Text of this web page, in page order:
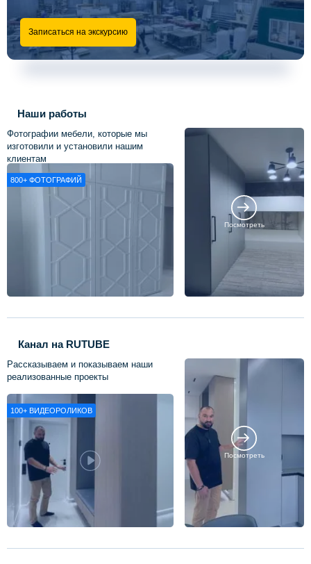
Записаться на экскурсию
Наши работы
Фотографии мебели, которые мы
изготовили и установили нашим
клиентам
800+ ФОТОГРАФИЙ
Посмотреть
Канал на RUTUBE
Рассказываем и показываем наши
реализованные проекты
100+ ВИДЕОРОЛИКОВ
Посмотреть